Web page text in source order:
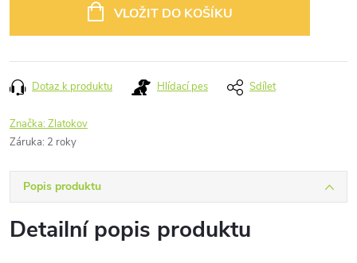
VLOŽIT DO KOŠÍKU
Dotaz k produktu Hlídací pes Sdílet
Značka:Zlatokov
Záruka: 2 roky
Popis produktu
Detailní popis produktu